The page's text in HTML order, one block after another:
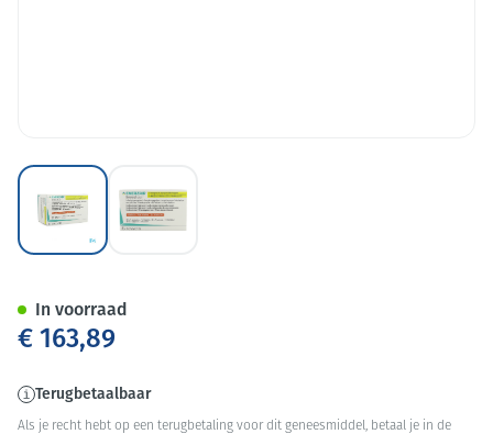
View larger image
€ 163,89
Terugbetaalbaar
Als je recht hebt op een terugbetaling voor dit geneesmiddel, betaal je in de
In voorraad